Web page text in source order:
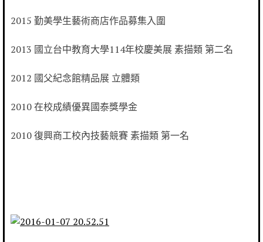
2015 勤美學生藝術商店作品募集入圍
2013 國立台中教育大學114年校慶美展 素描類 第二名
2012 國父紀念館精品展 立體類
2010 在校成績優異國泰獎學金
2010 復興商工校內技藝競賽 素描類 第一名